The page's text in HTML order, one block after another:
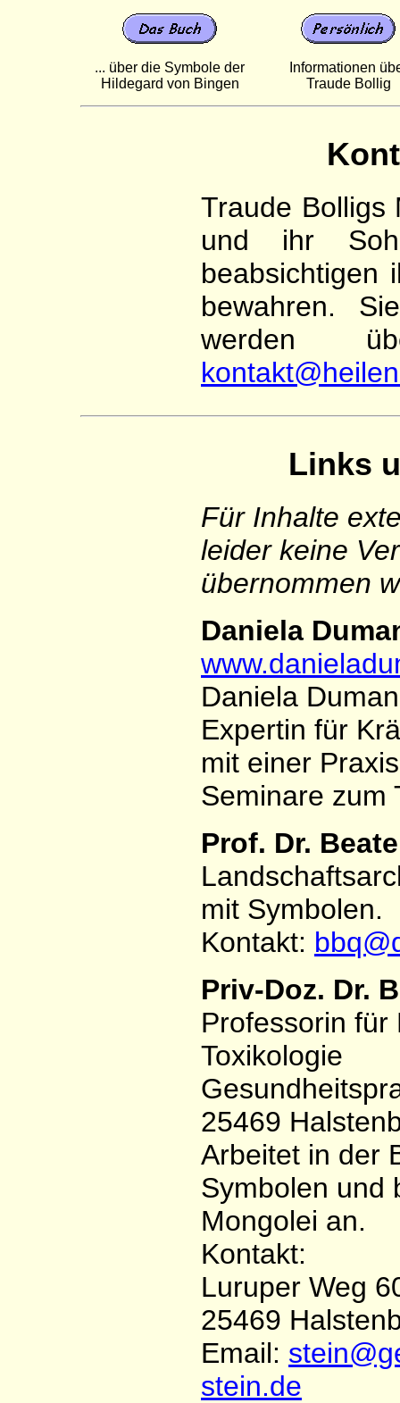
... über die Symbole der
Hildegard von Bingen
Informationen
Traude Bollig
Traude Bolligs
und ihr
beabsichtigen
bewahren.
werden
Links
Für Inhalte
leider keine
übernommen
Daniela
Daniela
Expertin für
mit einer
Seminare zum
Prof. Dr.
mit Symbolen.
Kontakt:
Priv-Doz. Dr.
Professorin für
Toxikologie
25469
Arbeitet in der
Symbolen und
Mongolei an.
Kontakt:
Luruper Weg
25469
Email:
stein.de